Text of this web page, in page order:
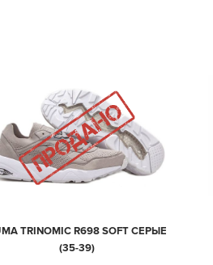
TRINOMIC R698 SOFT СЕРЫЕ
(35-39)